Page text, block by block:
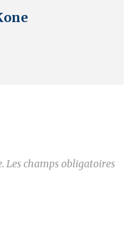
Les champs obligatoires